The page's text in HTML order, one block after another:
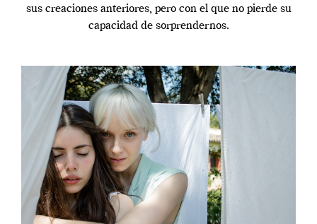
sus creaciones anteriores, pero con el que no pierde su
capacidad de sorprendernos.